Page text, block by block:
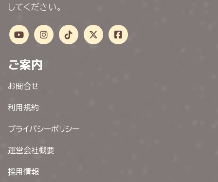
してください。
ご案内
お問合せ
利用規約
プライバシーポリシー
運営会社概要
採用情報